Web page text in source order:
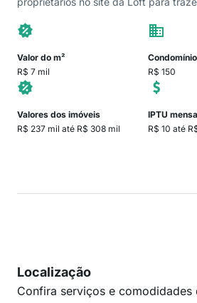
Valor do m²
R$ 7 mil
Condomínio
R$ 150
Valores dos imóveis
R$ 237 mil até R$ 308 mil
IPTU
R$ 10 até
Localização
Confira serviços e comodidades